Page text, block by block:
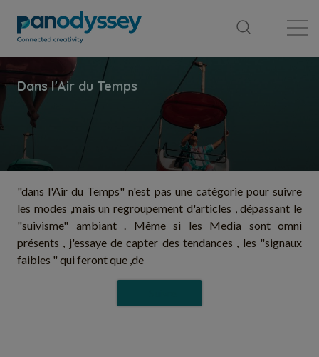
"dans l'Air du Temps" n'est pas une catégorie pour suivre
les modes ,mais un regroupement d'articles , dépassant le
"suivisme" ambiant . Même si les Media sont omni
présents , j'essaye de capter des tendances , les "signaux
faibles " qui feront que ,de